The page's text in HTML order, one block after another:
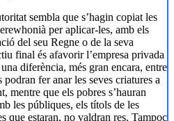
sembla que s’hagin copiat les
per aplicar-les, amb els
del seu Regne o de la seva
final és afavorir l’empresa privada
diferència, més gran encara, entre
fer anar les seves criatures a
mentre que els pobres s’hauran
les públiques, els títols de les
que estaran, no valdran res. Tampoc